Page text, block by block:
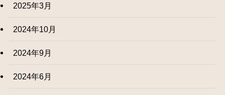
2025年3月
2024年10月
2024年9月
2024年6月